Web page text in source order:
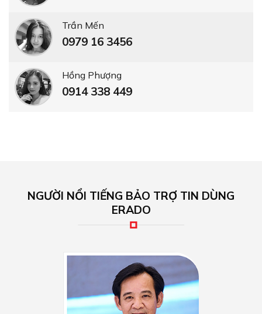
Trần Mến
0979 16 3456
Hồng Phượng
0914 338 449
NGƯỜI NỔI TIẾNG BẢO TRỢ TIN DÙNG
ERADO